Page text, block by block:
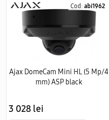
Cod: abi1962
Ajax DomeCam Mini HL (5 Mp/4
mm) ASP black
3 028 lei